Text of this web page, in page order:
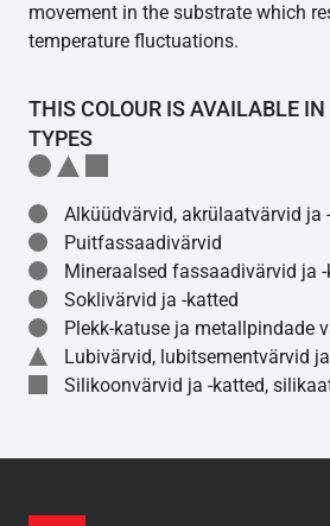
movement in the substrate which
temperature fluctuations.
THIS COLOUR IS AVAILABLE
TYPES
Alküüdvärvid, akrülaatvärvid ja
Puitfassaadivärvid
Mineraalsed fassaadivärvid ja -
Soklivärvid ja -katted
Plekk-katuse ja metallpindade
Lubivärvid, lubitsementvärvid
Silikoonvärvid ja -katted,